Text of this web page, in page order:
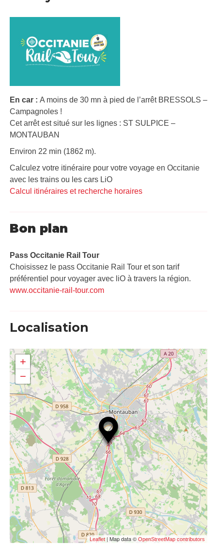
En car : A moins de 30 mn à pied de l’arrêt BRESSOLS –
Campagnoles !
Cet arrêt est situé sur les lignes : ST SULPICE –
MONTAUBAN
Environ 22 min (1862 m).
Calculez votre itinéraire pour votre voyage en Occitanie
avec les trains ou les cars LiO
Calcul itinéraires et recherche horaires
Bon plan
Pass Occitanie Rail Tour​
Choisissez le pass Occitanie Rail Tour et son tarif
préférentiel pour voyager avec liO à travers la région.
www.occitanie-rail-tour.com
Localisation
+
−
Leaflet | Map data © OpenStreetMap contributors